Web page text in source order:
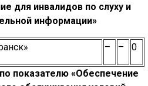
для инвалидов по слуху и
информации»
– – 0
показателю «Обеспечение